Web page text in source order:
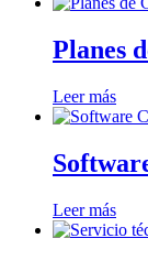
Planes
Leer más
Leer más